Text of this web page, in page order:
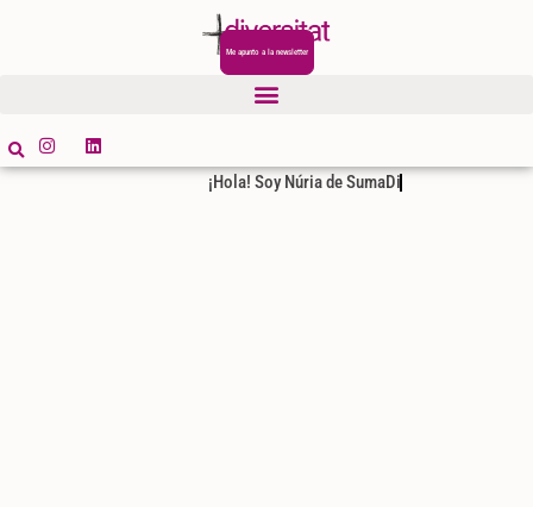
Me apunto a la newsletter
¡Hola! Soy Núria de SumaDiversitat